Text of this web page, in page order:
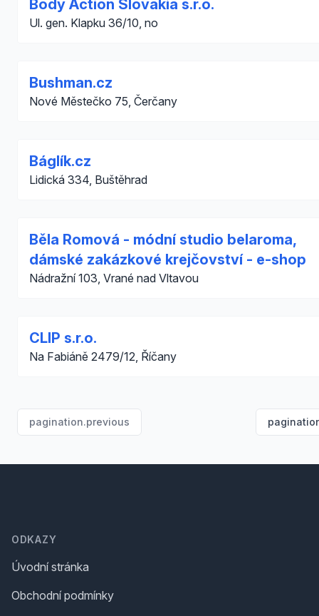
Body Action Slovakia s.r.o.
Ul. gen. Klapku 36/10, no
Bushman.cz
Nové Městečko 75, Čerčany
Báglík.cz
Lidická 334, Buštěhrad
Běla Romová - módní studio belaroma,
dámské zakázkové krejčovství - e-shop
Nádražní 103, Vrané nad Vltavou
CLIP s.r.o.
Na Fabiáně 2479/12, Říčany
pagination.previous
ODKAZY
Úvodní stránka
Obchodní podmínky